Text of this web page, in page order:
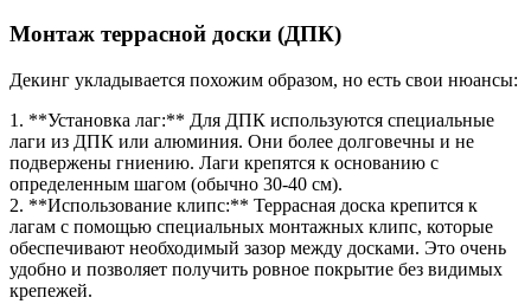
Монтаж террасной доски (ДПК)
Декинг укладывается похожим образом, но есть свои нюансы:
1. **Установка лаг:** Для ДПК используются специальные
лаги из ДПК или алюминия. Они более долговечны и не
подвержены гниению. Лаги крепятся к основанию с
определенным шагом (обычно 30-40 см).
2. **Использование клипс:** Террасная доска крепится к
лагам с помощью специальных монтажных клипс, которые
обеспечивают необходимый зазор между досками. Это очень
удобно и позволяет получить ровное покрытие без видимых
крепежей.